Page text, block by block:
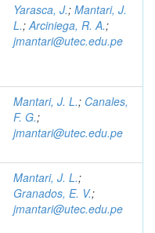
Yarasca, J.; Mantari, J.
L.; Arciniega, R. A.;
jmantari@utec.edu.pe
Mantari, J. L.; Canales,
F. G.;
jmantari@utec.edu.pe
Mantari, J. L.;
Granados, E. V.;
jmantari@utec.edu.pe